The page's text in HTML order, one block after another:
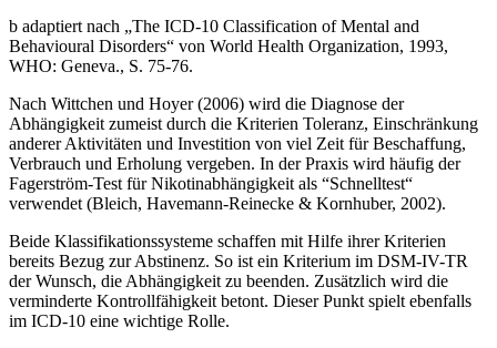
b adaptiert nach „The ICD-10 Classification of Mental and
Behavioural Disorders“ von World Health Organization, 1993,
WHO: Geneva., S. 75-76.
Nach Wittchen und Hoyer (2006) wird die Diagnose der
Abhängigkeit zumeist durch die Kriterien Toleranz, Einschränkung
anderer Aktivitäten und Investition von viel Zeit für Beschaffung,
Verbrauch und Erholung vergeben. In der Praxis wird häufig der
Fagerström-Test für Nikotinabhängigkeit als “Schnelltest“
verwendet (Bleich, Havemann-Reinecke & Kornhuber, 2002).
Beide Klassifikationssysteme schaffen mit Hilfe ihrer Kriterien
bereits Bezug zur Abstinenz. So ist ein Kriterium im DSM-IV-TR
der Wunsch, die Abhängigkeit zu beenden. Zusätzlich wird die
verminderte Kontrollfähigkeit betont. Dieser Punkt spielt ebenfalls
im ICD-10 eine wichtige Rolle.